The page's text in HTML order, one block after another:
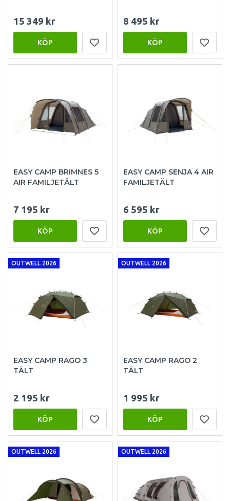
15 349 kr
KÖP
8 495 kr
KÖP
EASY CAMP BRIMNES 5
AIR FAMILJETÄLT
7 195 kr
KÖP
EASY CAMP SENJA 4 AIR
FAMILJETÄLT
6 595 kr
KÖP
OUTWELL 2026
EASY CAMP RAGO 3
TÄLT
2 195 kr
KÖP
OUTWELL 2026
EASY CAMP RAGO 2
TÄLT
1 995 kr
KÖP
OUTWELL 2026 OUTWELL 2026